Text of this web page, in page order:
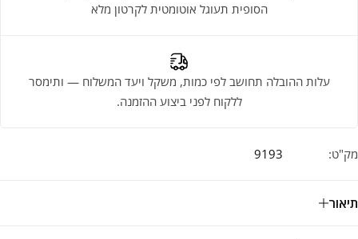
הסופית תעוגל אוטומטית לקרטון מלא
עלות ההובלה תחושב לפי כמות, משקל ויעד המשלוח — ותימסר
ללקוח לפני ביצוע ההזמנה.
מק"ט: 9193
תיאור